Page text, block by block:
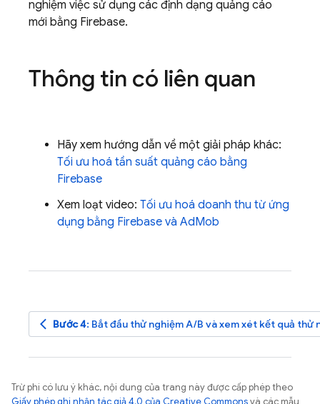
nghiệm việc sử dụng các định dạng quảng cáo
mới bằng Firebase.
Thông tin có liên quan
Hãy xem hướng dẫn về một giải pháp khác:
Tối ưu hoá tần suất quảng cáo bằng
Firebase
Xem loạt video: Tối ưu hoá doanh thu từ ứng
dụng bằng Firebase và AdMob
arrow_back_ios Bước 4: Bắt đầu thử nghiệm A/B và xem xét kết quả thử
Trừ phi có lưu ý khác, nội dung của trang này được cấp phép theo